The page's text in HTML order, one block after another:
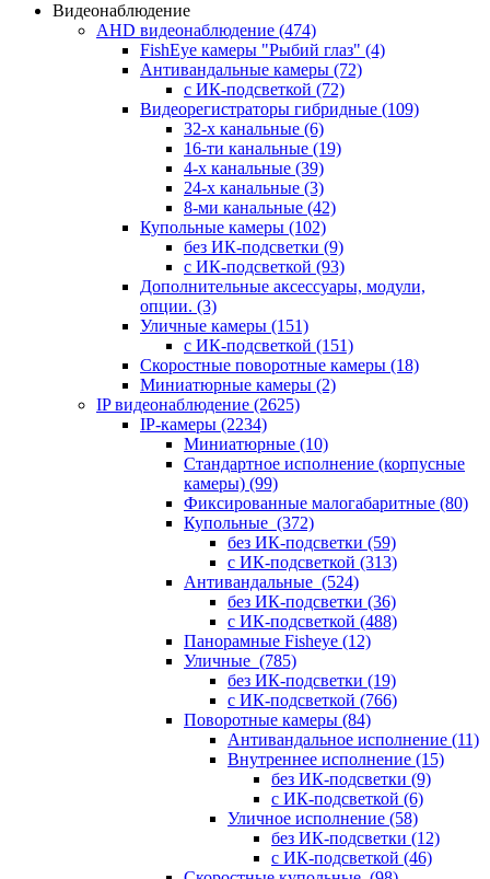
Видеонаблюдение
AHD видеонаблюдение (474)
FishEye камеры "Рыбий глаз" (4)
Антивандальные камеры (72)
с ИК-подсветкой (72)
Видеорегистраторы гибридные (109)
32-х канальные (6)
16-ти канальные (19)
4-х канальные (39)
24-х канальные (3)
8-ми канальные (42)
Купольные камеры (102)
без ИК-подсветки (9)
с ИК-подсветкой (93)
Дополнительные аксессуары, модули,
опции. (3)
Уличные камеры (151)
с ИК-подсветкой (151)
Скоростные поворотные камеры (18)
Миниатюрные камеры (2)
IP видеонаблюдение (2625)
IP-камеры (2234)
Миниатюрные (10)
Стандартное исполнение (корпусные
камеры) (99)
Фиксированные малогабаритные (80)
Купольные (372)
без ИК-подсветки (59)
с ИК-подсветкой (313)
Антивандальные (524)
без ИК-подсветки (36)
с ИК-подсветкой (488)
Панорамные Fisheye (12)
Уличные (785)
без ИК-подсветки (19)
с ИК-подсветкой (766)
Поворотные камеры (84)
Антивандальное исполнение (11)
Внутреннее исполнение (15)
без ИК-подсветки (9)
с ИК-подсветкой (6)
Уличное исполнение (58)
без ИК-подсветки (12)
с ИК-подсветкой (46)